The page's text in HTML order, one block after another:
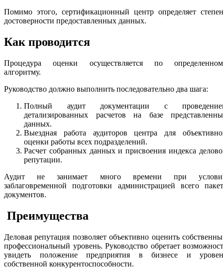
Помимо этого, сертификационный центр определяет
достоверности предоставленных данных.
Как проводится
Процедура оценки осуществляется по
алгоритму.
Руководство должно выполнить последовательно два шага:
Полный аудит документации с
детализированных расчетов на базе
данных.
Выездная работа аудиторов центра для
оценки работы всех подразделений.
Расчет собранных данных и присвоения индекса
репутации.
Аудит не занимает много времени при
заблаговременной подготовки администрацией всего
документов.
Преимущества
Деловая репутация позволяет объективно оценить
профессиональный уровень. Руководство обретает
увидеть положение предприятия в бизнесе и
собственной конкурентоспособности.